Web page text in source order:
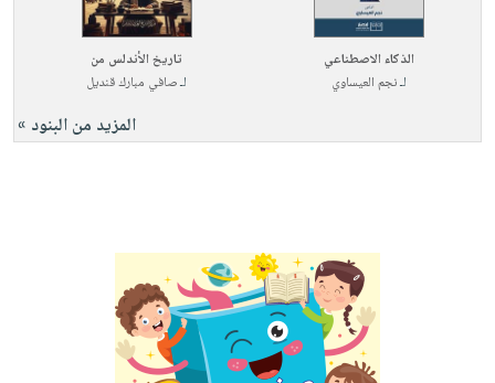
الذكاء الاصطناعي
لـنجم العيساوي
تاريخ الأندلس من
لـصافي مبارك قنديل
المزيد من البنود »